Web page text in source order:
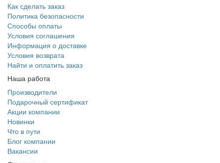
Как сделать заказ
Политика безопасности
Способы оплаты
Условия соглашения
Информация о доставке
Условия возврата
Найти и оплатить заказ
Наша работа
Производители
Подарочный сертификат
Акции компании
Новинки
Что в пути
Блог компании
Вакансии